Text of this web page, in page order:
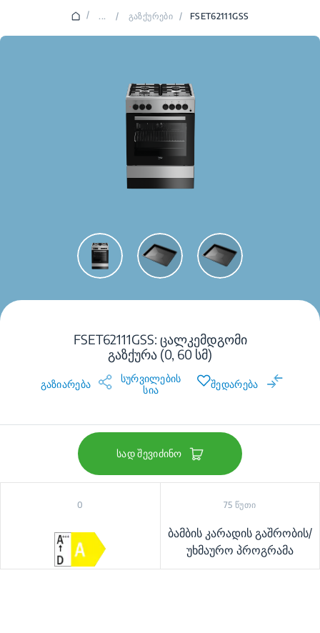
/ ... / გაზქურები / FSET62111GSS
FSET62111GSS: ცალკემდგომი
გაზქურა (0, 60 სმ)
გაზიარება
სურვილების
სია
შედარება
სად შევიძინო
0 75 წუთი
ბამბის კარადის გაშრობის/
უხმაურო პროგრამა